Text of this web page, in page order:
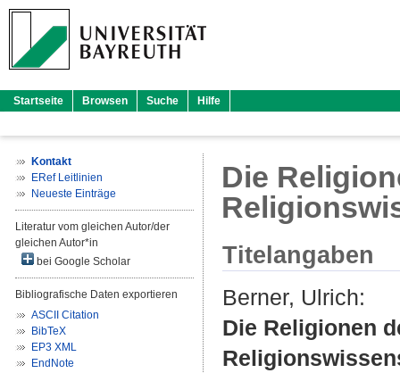
Startseite Browsen Suche Hilfe
Kontakt
ERef Leitlinien
Neueste Einträge
Literatur vom gleichen Autor/der
gleichen Autor*in
bei Google Scholar
Bibliografische Daten exportieren
ASCII Citation
BibTeX
EP3 XML
EndNote
Die
Titelangaben
Berner, Ulrich:
Die Religionen